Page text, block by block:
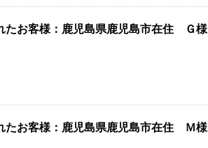
たお客様：鹿児島県鹿児島市在住 Ｇ様
たお客様：鹿児島県鹿児島市在住 Ｍ様